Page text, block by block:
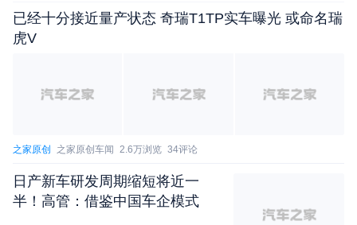
一个基座能力是有三个模型共同承担的，你可以认为
一个模型，三种能力，之前的小模型只做到driver的
力，还要有 Analyst能力，你还有一个Critic，这些都
进行蒸馏，当你在公司数据挖掘过程中，它充当了评
判标准，把所有能力集中在一个基座模型里，让你整
个公司里的每个环节都能享受数据飞轮、认知的提
已经十分接近量产状态 奇瑞T1TP实车曝光 或命名瑞
虎V
之家原创 之家原创车闻 2.6万浏览 34评论
日产新车研发周期缩短将近一
半！高管：借鉴中国车企模式